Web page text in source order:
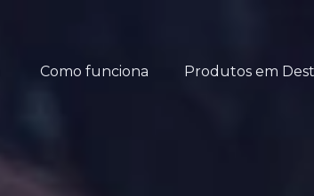
Produtos em
Como funciona